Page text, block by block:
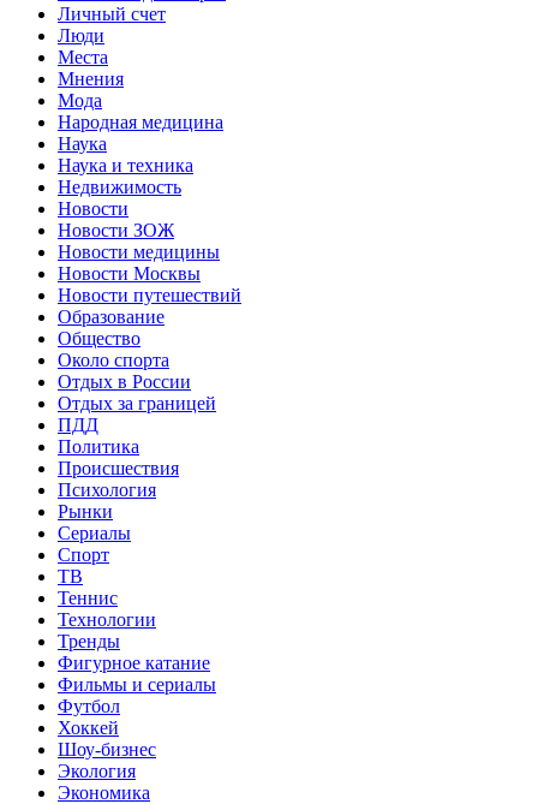
Личный счет
Люди
Места
Мнения
Мода
Народная медицина
Наука
Наука и техника
Недвижимость
Новости
Новости ЗОЖ
Новости медицины
Новости Москвы
Новости путешествий
Образование
Общество
Около спорта
Отдых в России
Отдых за границей
ПДД
Политика
Происшествия
Психология
Рынки
Сериалы
Спорт
ТВ
Теннис
Технологии
Тренды
Фигурное катание
Фильмы и сериалы
Футбол
Хоккей
Шоу-бизнес
Экология
Экономика